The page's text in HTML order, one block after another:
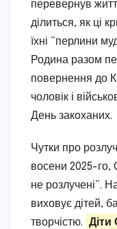
перевернув
ділиться, як ці
їхні “перлини
Родина разом
повернення до
чоловік і
День закоханих.
Чутки про
восени 2025-го,
не розлучені”.
виховує дітей,
творчістю. Діти